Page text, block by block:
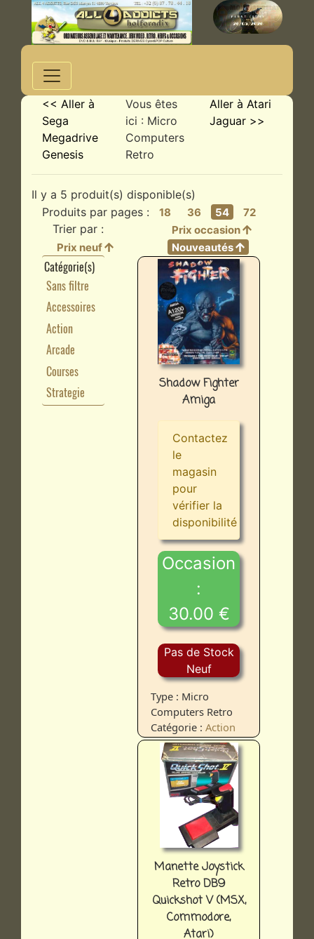
<< Aller à
Sega
Megadrive
Genesis
Vous êtes
ici : Micro
Computers
Retro
Aller à Atari
Jaguar >>
Il y a 5 produit(s) disponible(s)
Produits par pages :
18 36 54 72
Trier par :
Prix occasion
Prix neuf
Nouveautés
Catégorie(s)
Sans filtre
Accessoires
Action
Arcade
Courses
Strategie
Shadow Fighter
Amiga
Contactez
le
magasin
pour
vérifier la
disponibilité
Occasion
:
30.00 €
Pas de Stock
Neuf
Type : Micro
Computers Retro
Catégorie :Action
Manette Joystick
Retro DB9
Quickshot V (MSX,
Commodore,
Atari)